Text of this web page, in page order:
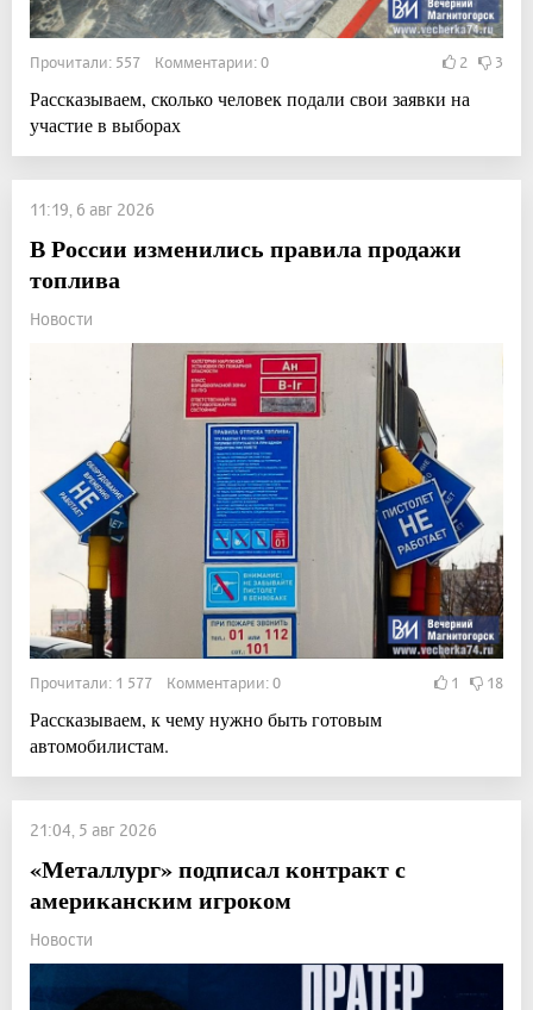
Прочитали: 557 Комментарии: 0 2 3
Рассказываем, сколько человек подали свои заявки на
участие в выборах
11:19, 6 авг 2026
В России изменились правила продажи
топлива
Новости
Прочитали: 1 577 Комментарии: 0 1 18
Рассказываем, к чему нужно быть готовым
автомобилистам.
21:04, 5 авг 2026
«Металлург» подписал контракт с
американским игроком
Новости